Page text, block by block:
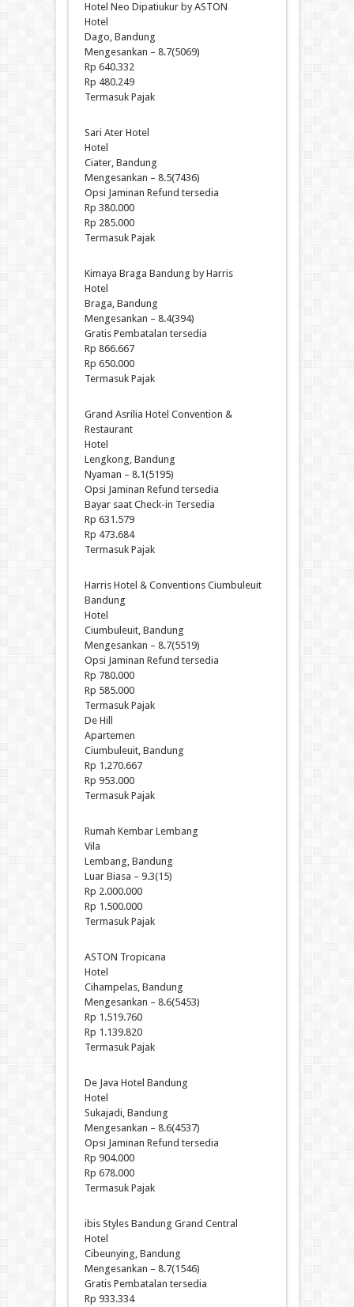
Hotel Neo Dipatiukur by ASTON
Hotel
Dago, Bandung
Mengesankan – 8.7(5069)
Rp 640.332
Rp 480.249
Termasuk Pajak
Sari Ater Hotel
Hotel
Ciater, Bandung
Mengesankan – 8.5(7436)
Opsi Jaminan Refund tersedia
Rp 380.000
Rp 285.000
Termasuk Pajak
Kimaya Braga Bandung by Harris
Hotel
Braga, Bandung
Mengesankan – 8.4(394)
Gratis Pembatalan tersedia
Rp 866.667
Rp 650.000
Termasuk Pajak
Grand Asrilia Hotel Convention &
Restaurant
Hotel
Lengkong, Bandung
Nyaman – 8.1(5195)
Opsi Jaminan Refund tersedia
Bayar saat Check-in Tersedia
Rp 631.579
Rp 473.684
Termasuk Pajak
Harris Hotel & Conventions Ciumbuleuit
Bandung
Hotel
Ciumbuleuit, Bandung
Mengesankan – 8.7(5519)
Opsi Jaminan Refund tersedia
Rp 780.000
Rp 585.000
Termasuk Pajak
De Hill
Apartemen
Ciumbuleuit, Bandung
Rp 1.270.667
Rp 953.000
Termasuk Pajak
Rumah Kembar Lembang
Vila
Lembang, Bandung
Luar Biasa – 9.3(15)
Rp 2.000.000
Rp 1.500.000
Termasuk Pajak
ASTON Tropicana
Hotel
Cihampelas, Bandung
Mengesankan – 8.6(5453)
Rp 1.519.760
Rp 1.139.820
Termasuk Pajak
De Java Hotel Bandung
Hotel
Sukajadi, Bandung
Mengesankan – 8.6(4537)
Opsi Jaminan Refund tersedia
Rp 904.000
Rp 678.000
Termasuk Pajak
ibis Styles Bandung Grand Central
Hotel
Cibeunying, Bandung
Mengesankan – 8.7(1546)
Gratis Pembatalan tersedia
Rp 933.334